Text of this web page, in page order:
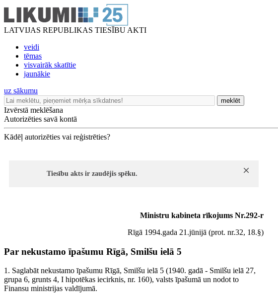
LATVIJAS REPUBLIKAS TIESĪBU AKTI
veidi
tēmas
visvairāk skatītie
jaunākie
uz sākumu
meklēt
Izvērstā meklēšana
Autorizēties savā kontā
Kādēļ autorizēties vai reģistrēties?
Tiesību akts ir zaudējis spēku.
Ministru kabineta rīkojums Nr.292-r
Rīgā 1994.gada 21.jūnijā (prot. nr.32, 18.§)
Par nekustamo īpašumu Rīgā, Smilšu ielā 5
1. Saglabāt nekustamo īpašumu Rīgā, Smilšu ielā 5 (1940. gadā - Smilšu ielā 27,
grupa 6, grunts 4, I hipotēkas iecirknis, nr. 160), valsts īpašumā un nodot to
Finansu ministrijas valdījumā.